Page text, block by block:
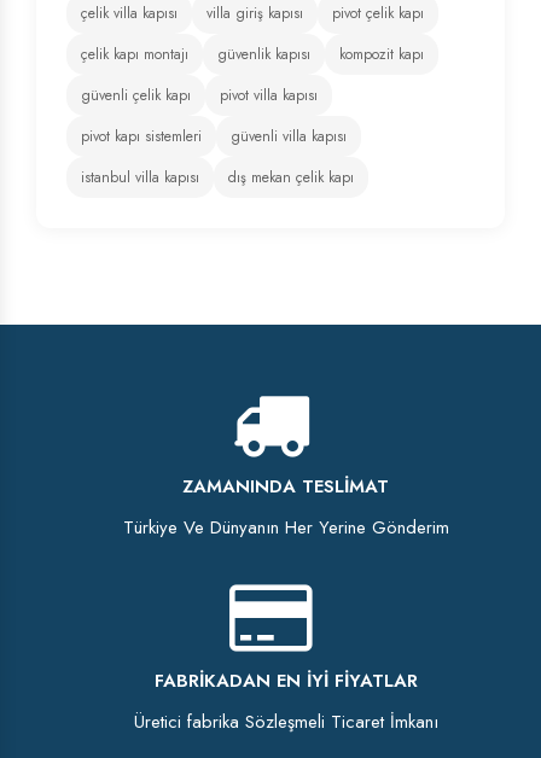
çelik villa kapısı
villa giriş kapısı
pivot çelik kapı
çelik kapı montajı
güvenlik kapısı
kompozit kapı
güvenli çelik kapı
pivot villa kapısı
pivot kapı sistemleri
güvenli villa kapısı
istanbul villa kapısı
dış mekan çelik kapı
ZAMANINDA TESLIMAT
Türkiye Ve Dünyanın Her Yerine Gönderim
FABRIKADAN EN İYI FIYATLAR
Üretici fabrika Sözleşmeli Ticaret İmkanı